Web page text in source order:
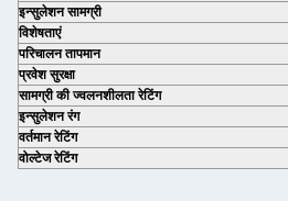
इन्सुलेशन सामग्री
विशेषताएं
परिचालन तापमान
प्रवेश सुरक्षा
सामग्री की ज्वलनशीलता रेटिंग
इन्सुलेशन रंग
वर्तमान रेटिंग
वोल्टेज रेटिंग